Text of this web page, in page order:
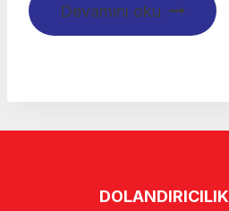
Devamını oku